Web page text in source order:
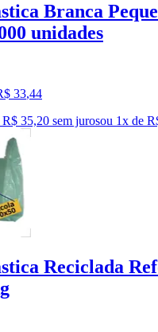
Branca
unidades
33,44
35,20 sem jurosou 1x de
Reciclada